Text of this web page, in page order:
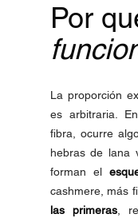
Por
La proporción
es arbitraria.
fibra, ocurre
hebras de lana
forman el
cashmere, más
las primeras,